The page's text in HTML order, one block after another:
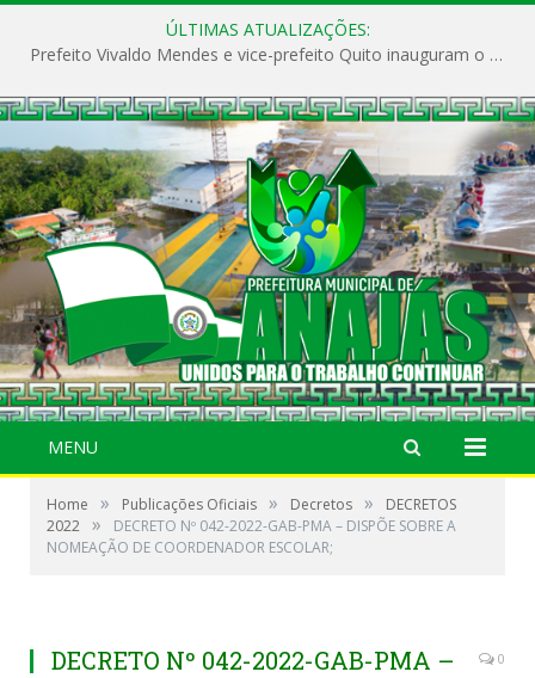
ÚLTIMAS ATUALIZAÇÕES:
Prefeito Vivaldo Mendes e vice-prefeito Quito inauguram o CAPS e fortalecem a saúde pública em Anajás.
MENU
Home » Publicações Oficiais » Decretos »
DECRETOS
2022 »
DECRETO Nº 042-2022-GAB-PMA – DISPÕE SOBRE A
NOMEAÇÃO DE COORDENADOR ESCOLAR;
DECRETO Nº 042-2022-GAB-PMA –
0